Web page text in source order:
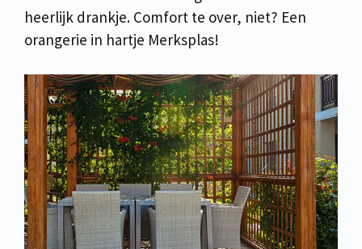
heerlijk drankje. Comfort te over, niet? Een
orangerie in hartje Merksplas!